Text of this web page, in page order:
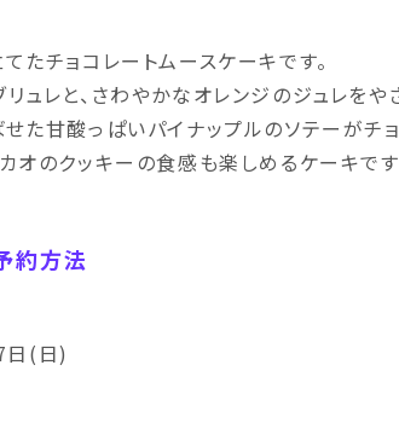
たチョコレートムースケーキです。
ュレと、さわやかなオレンジのジュレを
た甘酸っぱいパイナップルのソテーがチ
オのクッキーの食感も楽しめるケーキです
約方法
(日)